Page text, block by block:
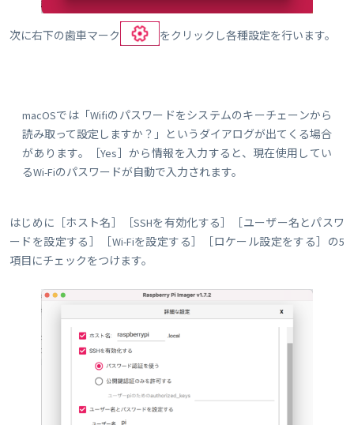
次に右下の歯車マーク をクリックし各種設定を行います。
macOSでは「Wifiのパスワードをシステムのキーチェーンから
読み取って設定しますか？」というダイアログが出てくる場合
があります。［Yes］から情報を入力すると、現在使用してい
るWi-Fiのパスワードが自動で入力されます。
はじめに［ホスト名］［SSHを有効化する］［ユーザー名とパスワ
ードを設定する］［Wi-Fiを設定する］［ロケール設定をする］の5
項目にチェックをつけます。